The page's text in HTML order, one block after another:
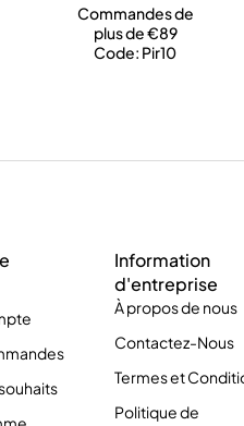
Commandes de
plus de €89
Code: Pir10
Information
d'entreprise
À propos de nous
Contactez-Nous
Termes et
Politique de